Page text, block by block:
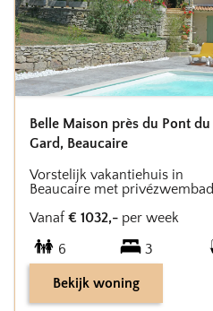
Belle Maison près du Pont du
Gard, Beaucaire
Vorstelijk vakantiehuis in
Beaucaire met privézwembad
Vanaf € 1032,- per week
6
3
Bekijk woning